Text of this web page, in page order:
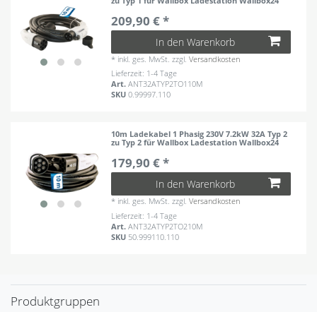
209,90 € *
In den Warenkorb
* inkl. ges. MwSt. zzgl.Versandkosten
Lieferzeit: 1-4 Tage
Art.ANT32ATYP2TO110M
SKU0.99997.110
10m Ladekabel 1 Phasig 230V 7.2kW 32A Typ 2
zu Typ 2 für Wallbox Ladestation Wallbox24
179,90 € *
In den Warenkorb
* inkl. ges. MwSt. zzgl.Versandkosten
Lieferzeit: 1-4 Tage
Art.ANT32ATYP2TO210M
SKU 50.999110.110
Produktgruppen